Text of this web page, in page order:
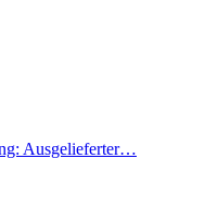
Ausgelieferter…